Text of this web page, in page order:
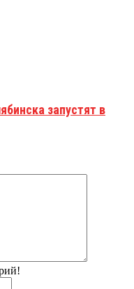
запустят в